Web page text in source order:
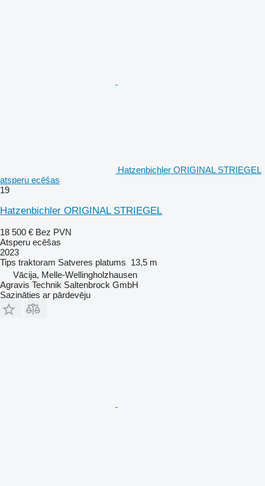
Hatzenbichler ORIGINAL STRIEGEL
atsperu ecēšas
19
Hatzenbichler ORIGINAL STRIEGEL
18 500 € Bez PVN
Atsperu ecēšas
2023
Tips traktoram Satveres platums 13,5 m
Vācija, Melle-Wellingholzhausen
Agravis Technik Saltenbrock GmbH
Sazināties ar pārdevēju